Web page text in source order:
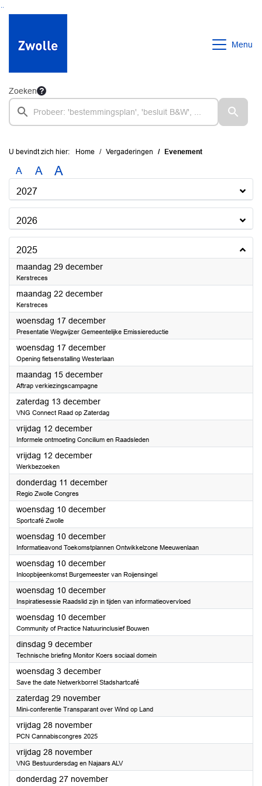
Ga naar de inhoud van deze pagina
Ga naar het zoeken
Ga naar het menu
Menu
Zoeken
U bevindt zich hier: Home Vergaderingen Evenement
A A A
2027
2026
2025
maandag 29 december2025
Kerstreces
maandag 22 december2025
Kerstreces
woensdag 17 december2025
Presentatie Wegwijzer Gemeentelijke Emissiereductie
woensdag 17 december2025
Opening fietsenstalling Westerlaan
maandag 15 december2025
Aftrap verkiezingscampagne
zaterdag 13 december2025
VNG Connect Raad op Zaterdag
vrijdag 12 december2025
Informele ontmoeting Concilium en Raadsleden
vrijdag 12 december2025
Werkbezoeken
donderdag 11 december2025
Regio Zwolle Congres
woensdag 10 december2025
Sportcafé Zwolle
woensdag 10 december2025
Informatieavond Toekomstplannen Ontwikkelzone Meeuwenlaan
woensdag 10 december2025
Inloopbijeenkomst Burgemeester van Roijensingel
woensdag 10 december2025
Inspiratiesessie Raadslid zijn in tijden van informatieovervloed
woensdag 10 december2025
Community of Practice Natuurinclusief Bouwen
dinsdag 9 december2025
Technische briefing Monitor Koers sociaal domein
woensdag 3 december2025
Save the date Netwerkborrel Stadshartcafé
zaterdag 29 november2025
Mini-conferentie Transparant over Wind op Land
vrijdag 28 november2025
PCN Cannabiscongres 2025
vrijdag 28 november2025
VNG Bestuurdersdag en Najaars ALV
donderdag 27 november2025